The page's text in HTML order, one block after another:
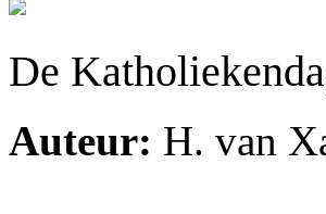
De
Auteur: H. van